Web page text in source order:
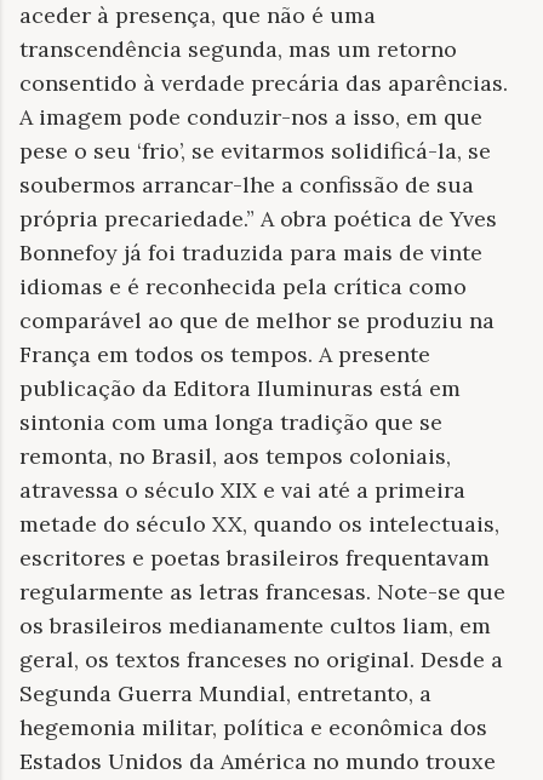
aceder à presença, que não é uma
transcendência segunda, mas um retorno
consentido à verdade precária das aparências.
A imagem pode conduzir-nos a isso, em que
pese o seu ‘frio’, se evitarmos solidificá-la, se
soubermos arrancar-lhe a confissão de sua
própria precariedade.” A obra poética de Yves
Bonnefoy já foi traduzida para mais de vinte
idiomas e é reconhecida pela crítica como
comparável ao que de melhor se produziu na
França em todos os tempos. A presente
publicação da Editora Iluminuras está em
sintonia com uma longa tradição que se
remonta, no Brasil, aos tempos coloniais,
atravessa o século XIX e vai até a primeira
metade do século XX, quando os intelectuais,
escritores e poetas brasileiros frequentavam
regularmente as letras francesas. Note-se que
os brasileiros medianamente cultos liam, em
geral, os textos franceses no original. Desde a
Segunda Guerra Mundial, entretanto, a
hegemonia militar, política e econômica dos
Estados Unidos da América no mundo trouxe